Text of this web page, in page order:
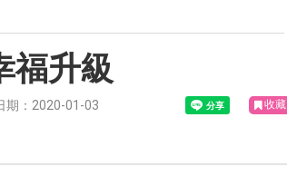
福升級
期：2020-01-03 收藏